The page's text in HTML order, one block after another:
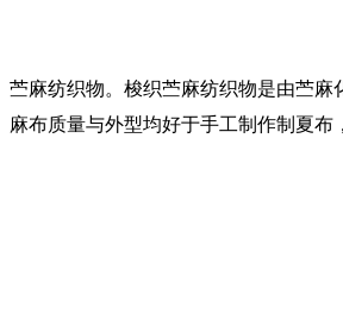
苎麻纺织物。梭织苎麻纺织物是由苎
麻布质量与外型均好于手工制作制夏